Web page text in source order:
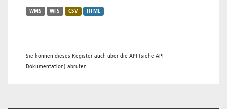
WMS WFS CSV HTML
Sie können dieses Register auch über die API (siehe API-
Dokumentation) abrufen.